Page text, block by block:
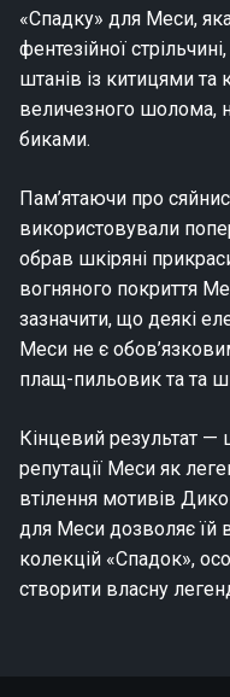
«Спадку» для Меси,
фентезійної
штанів із китицями
величезного шолома,
биками.
Пам’ятаючи про
використовували
обрав шкіряні
вогняного покриття
зазначити, що деякі
Меси не є
плащ-пильовик та та
Кінцевий результат —
репутації Меси як
втілення мотивів
для Меси дозволяє їй
колекцій «Спадок»,
створити власну